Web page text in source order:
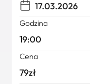
17.03.2026
Godzina
19:00
Cena
79zł